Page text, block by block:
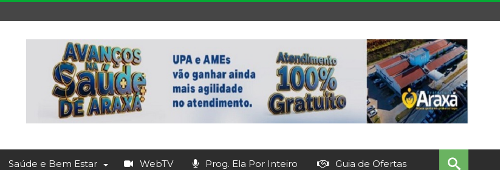
Saúde e Bem Estar WebTV Prog. Ela Por Inteiro Guia de Ofertas